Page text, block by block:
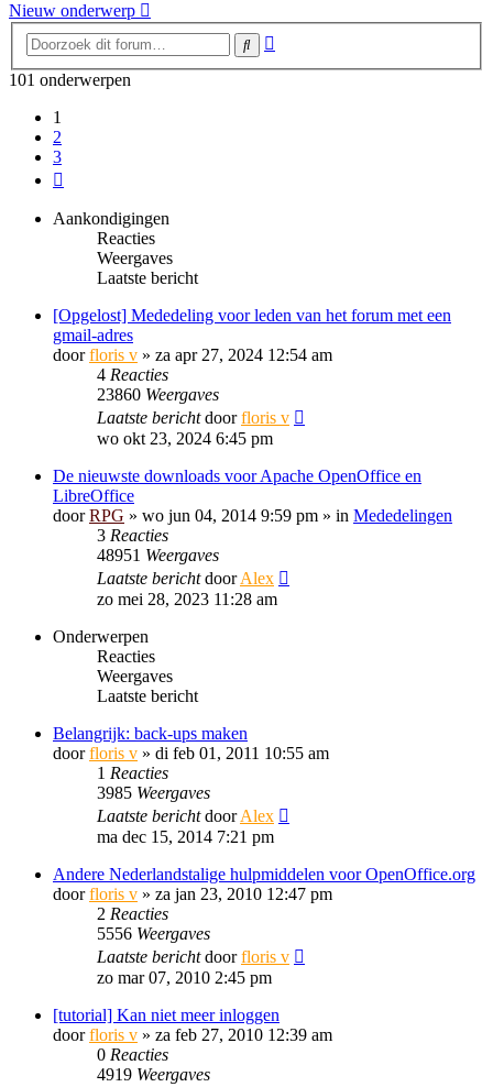
Nieuw onderwerp
Zoek
101 onderwerpen
1
2
3
Aankondigingen
Reacties
Weergaves
Laatste bericht
[Opgelost] Mededeling voor leden van het forum met een
gmail-adres
doorfloris v » za apr 27, 2024 12:54 am
4 Reacties
23860 Weergaves
Laatste berichtdoorfloris v
wo okt 23, 2024 6:45 pm
De nieuwste downloads voor Apache OpenOffice en
LibreOffice
doorRPG » wo jun 04, 2014 9:59 pm » in Mededelingen
3 Reacties
48951 Weergaves
Laatste berichtdoorAlex
zo mei 28, 2023 11:28 am
Onderwerpen
Reacties
Weergaves
Laatste bericht
Belangrijk: back-ups maken
doorfloris v » di feb 01, 2011 10:55 am
1 Reacties
3985 Weergaves
Laatste berichtdoorAlex
ma dec 15, 2014 7:21 pm
Andere Nederlandstalige hulpmiddelen voor OpenOffice.org
doorfloris v » za jan 23, 2010 12:47 pm
2 Reacties
5556 Weergaves
Laatste berichtdoorfloris v
zo mar 07, 2010 2:45 pm
[tutorial] Kan niet meer inloggen
doorfloris v » za feb 27, 2010 12:39 am
0 Reacties
4919 Weergaves